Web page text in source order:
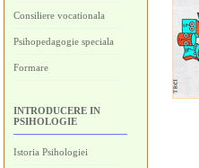
Consiliere vocationala
Psihopedagogie speciala
Formare
INTRODUCERE IN
PSIHOLOGIE
Istoria Psihologiei